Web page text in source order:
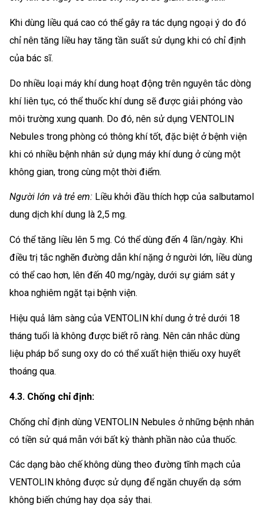
Khi dùng liều quá cao có thể gây ra tác dụng ngoại ý do đó
chỉ nên tăng liều hay tăng tần suất sử dụng khi có chỉ định
của bác sĩ.
Do nhiều loại máy khí dung hoạt động trên nguyên tắc dòng
khí liên tục, có thể thuốc khí dung sẽ được giải phóng vào
môi trường xung quanh. Do đó, nên sử dụng VENTOLIN
Nebules trong phòng có thông khí tốt, đặc biệt ở bệnh viện
khi có nhiều bệnh nhân sử dụng máy khí dung ở cùng một
không gian, trong cùng một thời điểm.
Người lớn và trẻ em: Liều khởi đầu thích hợp của salbutamol
dung dịch khí dung là 2,5 mg.
Có thể tăng liều lên 5 mg. Có thể dùng đến 4 lần/ngày. Khi
điều trị tắc nghẽn đường dẫn khí nặng ở người lớn, liều dùng
có thể cao hơn, lên đến 40 mg/ngày, dưới sự giám sát y
khoa nghiêm ngặt tại bệnh viện.
Hiệu quả lâm sàng của VENTOLIN khí dung ở trẻ dưới 18
tháng tuổi là không được biết rõ ràng. Nên cân nhắc dùng
liệu pháp bổ sung oxy do có thể xuất hiện thiếu oxy huyết
thoáng qua.
4.3. Chống chỉ định:
Chống chỉ định dùng VENTOLIN Nebules ở những bệnh nhân
có tiền sử quá mẫn với bất kỳ thành phần nào của thuốc.
Các dạng bào chế không dùng theo đường tĩnh mạch của
VENTOLIN không được sử dụng để ngăn chuyển dạ sớm
không biến chứng hay dọa sảy thai.